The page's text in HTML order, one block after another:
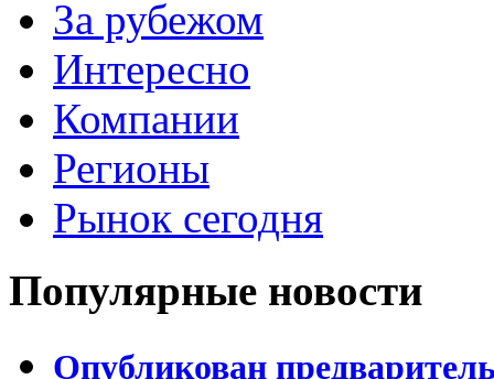
За рубежом
Интересно
Компании
Регионы
Рынок сегодня
Популярные новости
Опубликован